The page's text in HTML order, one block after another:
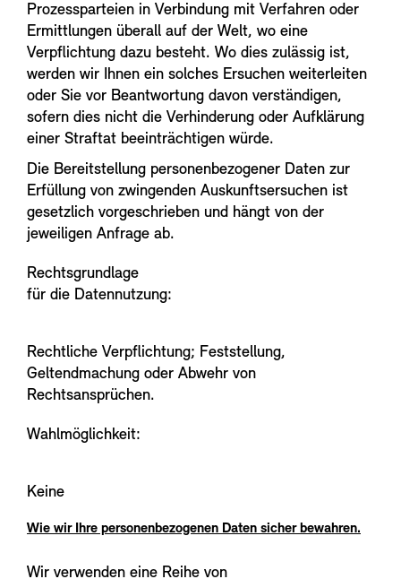
Prozessparteien in Verbindung mit Verfahren oder
Ermittlungen überall auf der Welt, wo eine
Verpflichtung dazu besteht. Wo dies zulässig ist,
werden wir Ihnen ein solches Ersuchen weiterleiten
oder Sie vor Beantwortung davon verständigen,
sofern dies nicht die Verhinderung oder Aufklärung
einer Straftat beeinträchtigen würde.
Die Bereitstellung personenbezogener Daten zur
Erfüllung von zwingenden Auskunftsersuchen ist
gesetzlich vorgeschrieben und hängt von der
jeweiligen Anfrage ab.
Rechtsgrundlage
für die Datennutzung:
Rechtliche Verpflichtung; Feststellung,
Geltendmachung oder Abwehr von
Rechtsansprüchen.
Wahlmöglichkeit:
Keine
Wie wir Ihre personenbezogenen Daten sicher bewahren.
Wir verwenden eine Reihe von